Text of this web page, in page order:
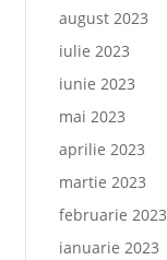
august 2023
iulie 2023
iunie 2023
mai 2023
aprilie 2023
martie 2023
februarie 2023
ianuarie 2023